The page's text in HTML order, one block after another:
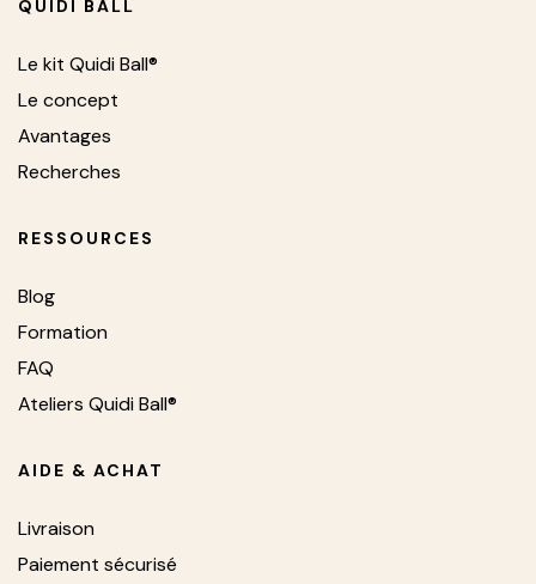
QUIDI BALL
Le kit Quidi Ball®
Le concept
Avantages
Recherches
RESSOURCES
Blog
Formation
FAQ
Ateliers Quidi Ball®
AIDE & ACHAT
Livraison
Paiement sécurisé